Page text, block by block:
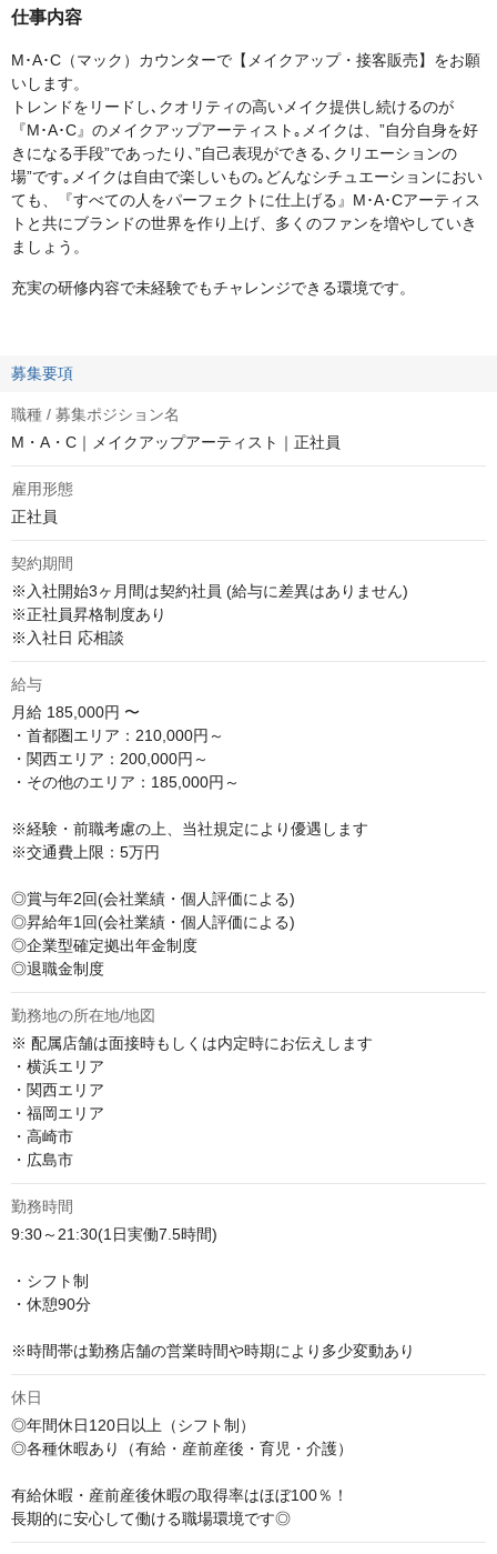
仕事内容
M･A･C（マック）カウンターで【メイクアップ・接客販売】をお願
いします。
トレンドをリードし､クオリティの高いメイク提供し続けるのが
『M･A･C』のメイクアップアーティスト｡メイクは、”自分自身を好
きになる手段”であったり､”自己表現ができる､クリエーションの
場”です｡メイクは自由で楽しいもの｡どんなシチュエーションにおい
ても、『すべての人をパーフェクトに仕上げる』M･A･Cアーティス
トと共にブランドの世界を作り上げ、多くのファンを増やしていき
ましょう。
充実の研修内容で未経験でもチャレンジできる環境です。
募集要項
職種 / 募集ポジション名
M・A・C｜メイクアップアーティスト｜正社員
雇用形態
正社員
契約期間
※入社開始3ヶ月間は契約社員 (給与に差異はありません)
※正社員昇格制度あり
※入社日 応相談
給与
月給 185,000円 〜
・首都圏エリア：210,000円～
・関西エリア：200,000円～
・その他のエリア：185,000円～
※経験・前職考慮の上、当社規定により優遇します
※交通費上限：5万円
◎賞与年2回(会社業績・個人評価による)
◎昇給年1回(会社業績・個人評価による)
◎企業型確定拠出年金制度
◎退職金制度
勤務地の所在地/地図
※ 配属店舗は面接時もしくは内定時にお伝えします
・横浜エリア
・関西エリア
・福岡エリア
・高崎市
・広島市
勤務時間
9:30～21:30(1日実働7.5時間)
・シフト制
・休憩90分
※時間帯は勤務店舗の営業時間や時期により多少変動あり
休日
◎年間休日120日以上（シフト制）
◎各種休暇あり（有給・産前産後・育児・介護）
有給休暇・産前産後休暇の取得率はほぼ100％！
長期的に安心して働ける職場環境です◎